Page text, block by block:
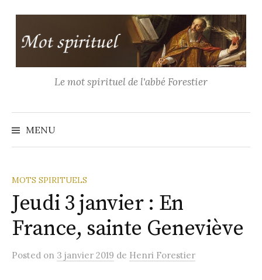
contenu
Le mot spirituel de l'abbé Forestier
MENU
MOTS SPIRITUELS
Jeudi 3 janvier : En
France, sainte Geneviève
Posted on 3 janvier 2019 de Henri Forestier